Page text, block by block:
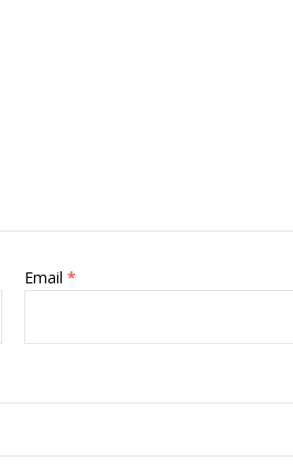
Email *